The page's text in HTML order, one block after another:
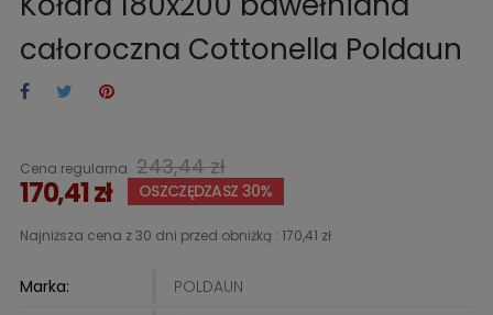
całoroczna Cottonella Poldaun
Cena regularna 243,44 zł
170,41 zł OSZCZĘDZASZ 30%
Najniższa cena z 30 dni przed obniżką : 170,41 zł
Marka:
POLDAUN